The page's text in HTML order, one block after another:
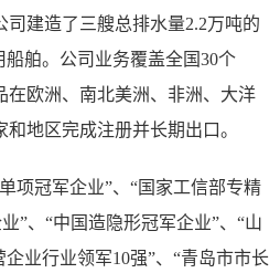
建造了三艘总排水量2.2万吨的
舶。公司业务覆盖全国30个
在欧洲、南北美洲、非洲、大洋
地区完成注册并长期出口。
项冠军企业”、“国家工信部专精
”、“中国造隐形冠军企业”、“山
业行业领军10强”、“青岛市市长